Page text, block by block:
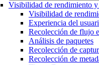
Visibilidad de rendimiento y
Visibilidad de
Experiencia del
Recolección de flujo
Análisis de paquetes
Recolección de
Recolección de